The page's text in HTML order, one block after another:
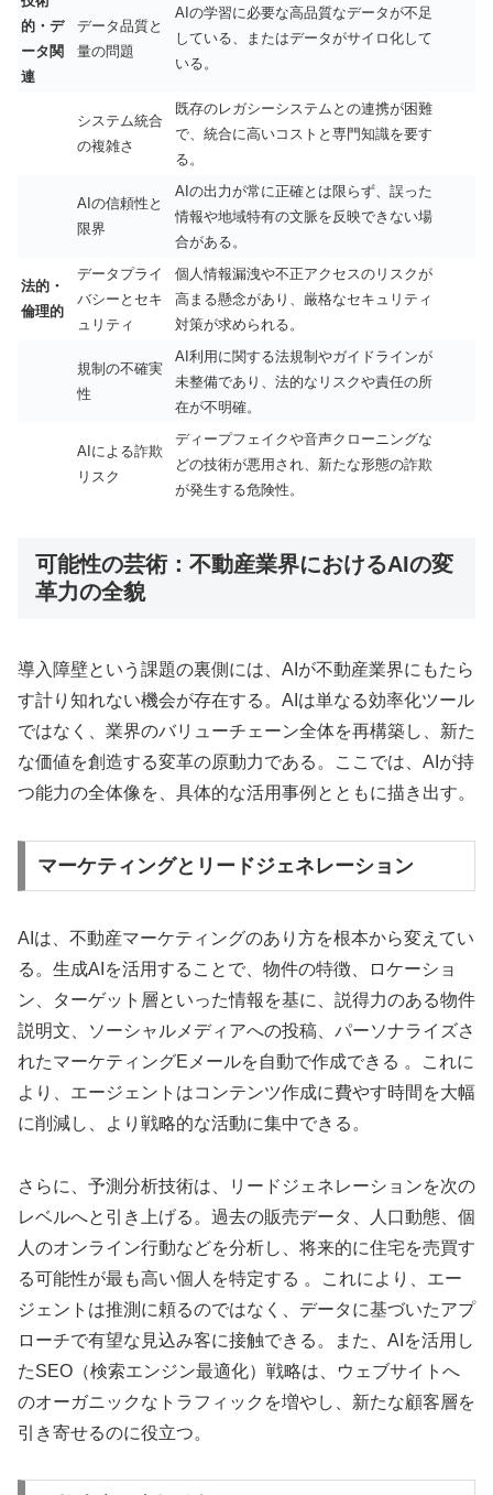
的・デ
ータ関
連
データ品質と
量の問題
AIの学習に必要な高品質なデータが不足
している、またはデータがサイロ化して
いる。
システム統合
の複雑さ
既存のレガシーシステムとの連携が困難
で、統合に高いコストと専門知識を要す
る。
AIの信頼性と
限界
AIの出力が常に正確とは限らず、誤った
情報や地域特有の文脈を反映できない場
合がある。
法的・
倫理的
データプライ
バシーとセキ
ュリティ
個人情報漏洩や不正アクセスのリスクが
高まる懸念があり、厳格なセキュリティ
対策が求められる。
規制の不確実
性
AI利用に関する法規制やガイドラインが
未整備であり、法的なリスクや責任の所
在が不明確。
AIによる詐欺
リスク
ディープフェイクや音声クローニングな
どの技術が悪用され、新たな形態の詐欺
が発生する危険性。
可能性の芸術：不動産業界におけるAIの変
革力の全貌
導入障壁という課題の裏側には、AIが不動産業界にもたら
す計り知れない機会が存在する。AIは単なる効率化ツール
ではなく、業界のバリューチェーン全体を再構築し、新た
な価値を創造する変革の原動力である。ここでは、AIが持
つ能力の全体像を、具体的な活用事例とともに描き出す。
マーケティングとリードジェネレーション
AIは、不動産マーケティングのあり方を根本から変えてい
る。生成AIを活用することで、物件の特徴、ロケーショ
ン、ターゲット層といった情報を基に、説得力のある物件
説明文、ソーシャルメディアへの投稿、パーソナライズさ
れたマーケティングEメールを自動で作成できる 。これに
より、エージェントはコンテンツ作成に費やす時間を大幅
に削減し、より戦略的な活動に集中できる。
さらに、予測分析技術は、リードジェネレーションを次の
レベルへと引き上げる。過去の販売データ、人口動態、個
人のオンライン行動などを分析し、将来的に住宅を売買す
る可能性が最も高い個人を特定する 。これにより、エー
ジェントは推測に頼るのではなく、データに基づいたアプ
ローチで有望な見込み客に接触できる。また、AIを活用し
たSEO（検索エンジン最適化）戦略は、ウェブサイトへ
のオーガニックなトラフィックを増やし、新たな顧客層を
引き寄せるのに役立つ。